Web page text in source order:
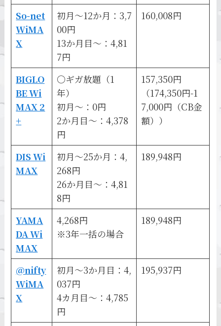
So-net
WiMA
X
初月～12か月：3,7
00円
13か月目～：4,81
7円
160,008円
BIGLO
BE Wi
MAX 2
+
〇ギガ放題（1
年）
初月～：0円
2か月目～：4,378
円
157,350円
（174,350円-1
7,000円（CB金
額））
DIS Wi
MAX
初月～25か月：4,
268円
26か月目～：4,81
8円
189,948円
YAMA
DA Wi
MAX
4,268円
※3年一括の場合
189,948円
@nifty
WiMA
X
初月～3か月目：4,
037円
4カ月目～：4,785
円
195,937円